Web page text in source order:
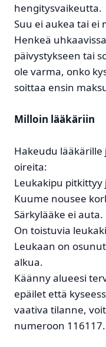
hengitysvaikeutta.
Suu ei aukea tai ei
Henkeä
päivystykseen tai
ole varma, onko
soittaa ensin
Milloin lääkäriin
Hakeudu lääkärille
oireita:
Leukakipu pitkittyy
Kuume nousee
Särkylääke ei auta.
On toistuvia
Leukaan on
alkua.
Käänny alueesi
epäilet että
vaativa tilanne,
numeroon 116117.